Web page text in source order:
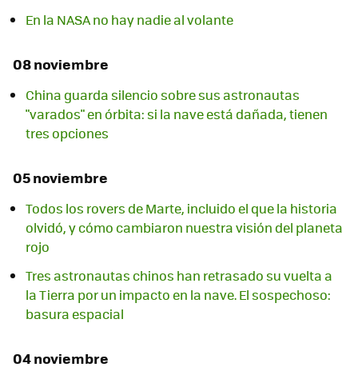
En la NASA no hay nadie al volante
08 noviembre
China guarda silencio sobre sus astronautas
"varados" en órbita: si la nave está dañada, tienen
tres opciones
05 noviembre
Todos los rovers de Marte, incluido el que la historia
olvidó, y cómo cambiaron nuestra visión del planeta
rojo
Tres astronautas chinos han retrasado su vuelta a
la Tierra por un impacto en la nave. El sospechoso:
basura espacial
04 noviembre